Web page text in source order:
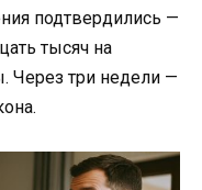
подтвердились —
тысяч на
Через три недели —